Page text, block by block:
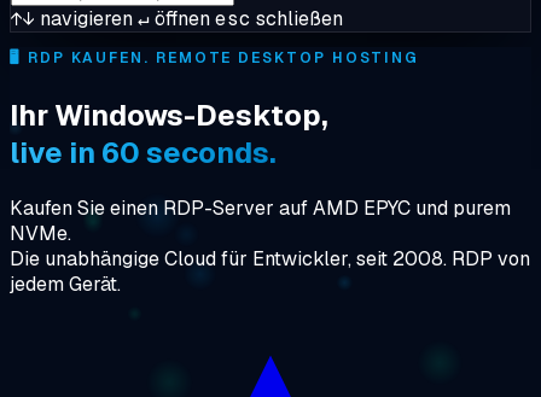
↑↓ navigieren↵öffnenesc schließen
🖥️ RDP KAUFEN. REMOTE DESKTOP HOSTING
Ihr Windows-Desktop,
live in 60 seconds.
Kaufen Sie einen RDP-Server auf AMD EPYC und purem
NVMe.
Die unabhängige Cloud für Entwickler, seit 2008. RDP von
jedem Gerät.